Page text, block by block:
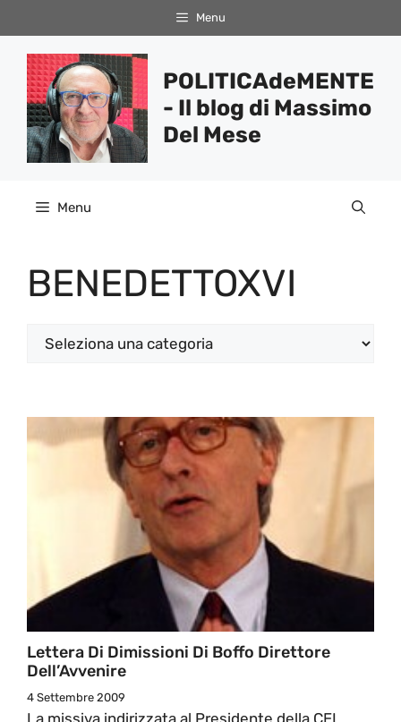
al
contenuto
Menu
POLITICAdeMENTE
- Il blog di Massimo
Del Mese
Menu
BENEDETTOXVI
Categorie
Lettera Di Dimissioni Di Boffo Direttore
Dell’Avvenire
4 Settembre 2009
La missiva indirizzata al Presidente della CEI